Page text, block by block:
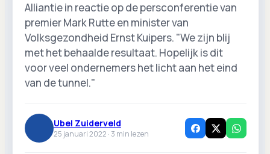
Alliantie in reactie op de persconferentie van
premier Mark Rutte en minister van
Volksgezondheid Ernst Kuipers. "We zijn blij
met het behaalde resultaat. Hopelijk is dit
voor veel ondernemers het licht aan het eind
van de tunnel."
Ubel Zuiderveld
25 januari 2022 ·3 min lezen